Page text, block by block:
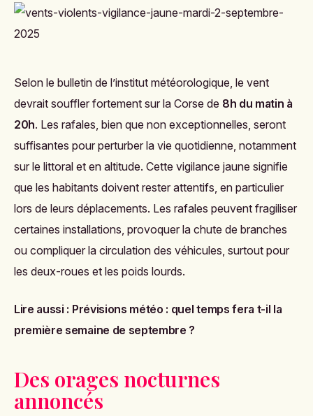
Selon le bulletin de l’institut météorologique, le vent
devrait souffler fortement sur la Corse de 8h du matin à
20h. Les rafales, bien que non exceptionnelles, seront
suffisantes pour perturber la vie quotidienne, notamment
sur le littoral et en altitude. Cette vigilance jaune signifie
que les habitants doivent rester attentifs, en particulier
lors de leurs déplacements. Les rafales peuvent fragiliser
certaines installations, provoquer la chute de branches
ou compliquer la circulation des véhicules, surtout pour
les deux-roues et les poids lourds.
Lire aussi : Prévisions météo : quel temps fera t-il la
première semaine de septembre ?
Des orages nocturnes
annoncés